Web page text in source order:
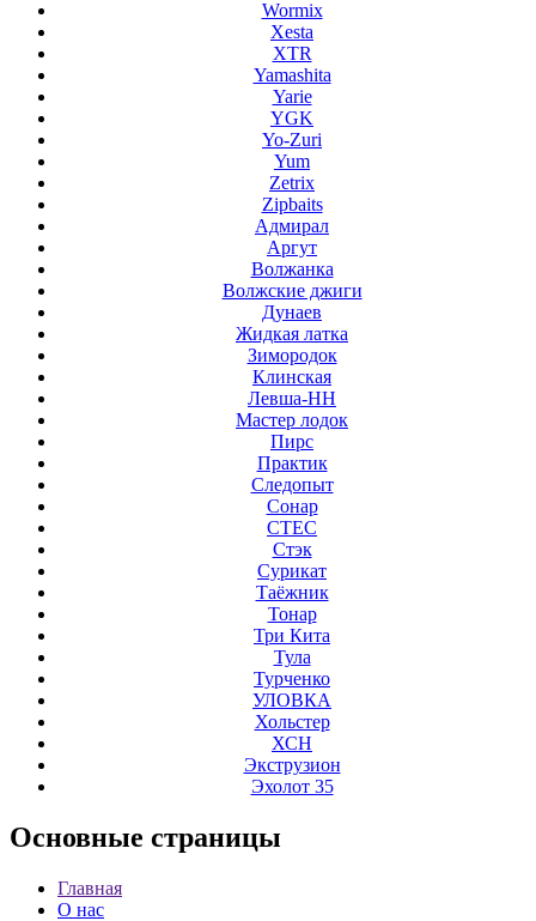
Wormix
Xesta
XTR
Yamashita
Yarie
YGK
Yo-Zuri
Yum
Zetrix
Zipbaits
Адмирал
Аргут
Волжанка
Волжские джиги
Дунаев
Жидкая латка
Зимородок
Клинская
Левша-НН
Мастер лодок
Пирс
Практик
Следопыт
Сонар
СТЕС
Стэк
Сурикат
Таёжник
Тонар
Три Кита
Тула
Турченко
УЛОВКА
Хольстер
ХСН
Экструзион
Эхолот 35
Основные страницы
Главная
О нас